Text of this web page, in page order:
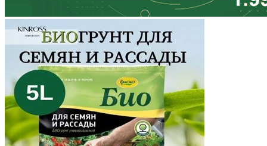
Карачаево-Черкесия
Карелия
Кемеровская область
Кировская область
Коми
Корякский округ